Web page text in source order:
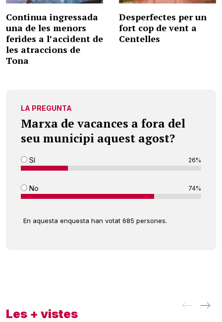
Continua ingressada
una de les menors
ferides a l’accident de
les atraccions de
Tona
Desperfectes per un
fort cop de vent a
Centelles
LA PREGUNTA
Marxa de vacances a fora del
seu municipi aquest agost?
Sí 26%
No 74%
En aquesta enquesta han votat 685 persones.
Les + vistes